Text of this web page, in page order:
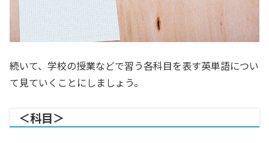
続いて、学校の授業などで習う各科目を表す英単語につい
て見ていくことにしましょう。
＜科目＞